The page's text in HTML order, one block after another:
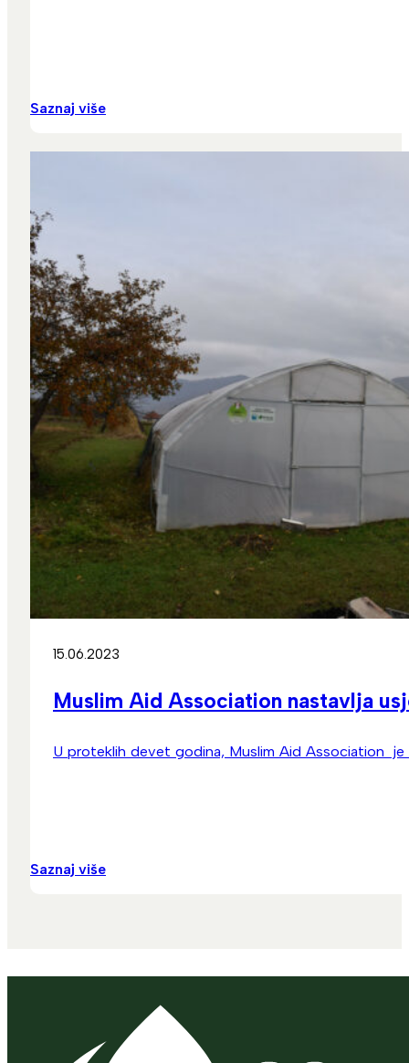
Saznaj više
15.06.2023
Muslim Aid Association nastavlja
U proteklih devet godina, Muslim Aid Association
Saznaj više